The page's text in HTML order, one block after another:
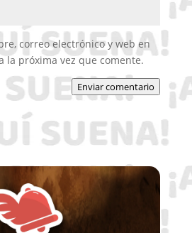
correo electrónico y web en
la próxima vez que comente.
Enviar comentario